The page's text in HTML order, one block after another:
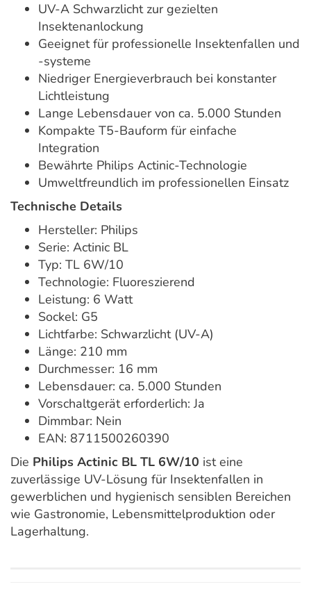
UV-A Schwarzlicht zur gezielten
Insektenanlockung
Geeignet für professionelle Insektenfallen und
-systeme
Niedriger Energieverbrauch bei konstanter
Lichtleistung
Lange Lebensdauer von ca. 5.000 Stunden
Kompakte T5-Bauform für einfache
Integration
Bewährte Philips Actinic-Technologie
Umweltfreundlich im professionellen Einsatz
Technische Details
Hersteller: Philips
Serie: Actinic BL
Typ: TL 6W/10
Technologie: Fluoreszierend
Leistung: 6 Watt
Sockel: G5
Lichtfarbe: Schwarzlicht (UV-A)
Länge: 210 mm
Durchmesser: 16 mm
Lebensdauer: ca. 5.000 Stunden
Vorschaltgerät erforderlich: Ja
Dimmbar: Nein
EAN: 8711500260390
Die Philips Actinic BL TL 6W/10 ist eine
zuverlässige UV-Lösung für Insektenfallen in
gewerblichen und hygienisch sensiblen Bereichen
wie Gastronomie, Lebensmittelproduktion oder
Lagerhaltung.